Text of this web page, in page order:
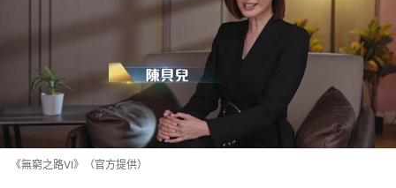
《無窮之路VI》（官方提供）